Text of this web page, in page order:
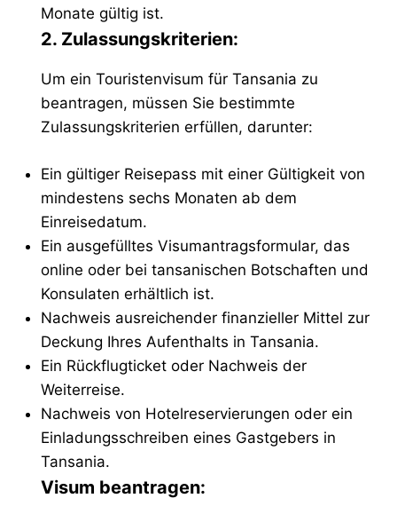
Monate gültig ist.
2. Zulassungskriterien:
Um ein Touristenvisum für Tansania zu
beantragen, müssen Sie bestimmte
Zulassungskriterien erfüllen, darunter:
Ein gültiger Reisepass mit einer Gültigkeit von
mindestens sechs Monaten ab dem
Einreisedatum.
Ein ausgefülltes Visumantragsformular, das
online oder bei tansanischen Botschaften und
Konsulaten erhältlich ist.
Nachweis ausreichender finanzieller Mittel zur
Deckung Ihres Aufenthalts in Tansania.
Ein Rückflugticket oder Nachweis der
Weiterreise.
Nachweis von Hotelreservierungen oder ein
Einladungsschreiben eines Gastgebers in
Tansania.
Visum beantragen: